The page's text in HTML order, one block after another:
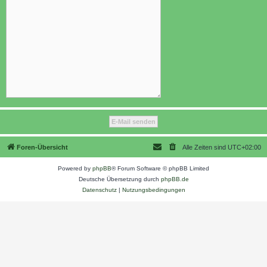
Foren-Übersicht Alle Zeiten sind UTC+02:00
Powered by phpBB® Forum Software © phpBB Limited
Deutsche Übersetzung durch phpBB.de
Datenschutz| Nutzungsbedingungen